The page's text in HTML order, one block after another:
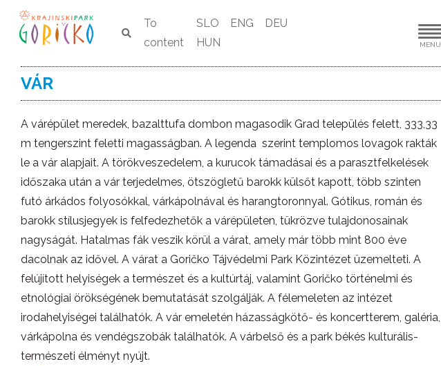
To
content
SLO ENG
DEU
HUN
MENU
VÁR
A várépület meredek, bazalttufa dombon magasodik Grad település felett, 333,33
m tengerszint feletti magasságban. A legenda szerint templomos lovagok rakták
le a vár alapjait. A törökveszedelem, a kurucok támadásai és a parasztfelkelések
időszaka után a vár terjedelmes, ötszögletű barokk külsőt kapott, több szinten
futó árkádos folyosókkal, várkápolnával és harangtoronnyal. Gótikus, román és
barokk stílusjegyek is felfedezhetők a várépületen, tükrözve tulajdonosainak
nagyságát. Hatalmas fák veszik körül a várat, amely már több mint 800 éve
dacolnak az idővel. A várat a Goričko Tájvédelmi Park Közintézet üzemelteti. A
felújított helyiségek a természet és a kultúrtáj, valamint Goričko történelmi és
etnológiai örökségének bemutatását szolgálják. A félemeleten az intézet
irodahelyiségei találhatók. A vár emeletén házasságkötő- és koncertterem, galéria,
várkápolna és vendégszobák találhatók. A várbelső és a park békés kulturális-
természeti élményt nyújt.